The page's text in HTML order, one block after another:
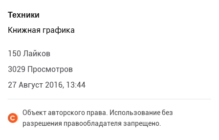
Техники
Книжная графика
150 Лайков
3029 Просмотров
27 Август 2016, 13:44
Объект авторского права. Использование без
разрешения правообладателя запрещено.